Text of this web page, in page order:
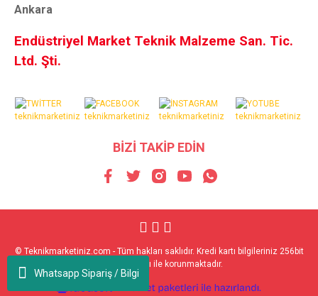
Whatsapp Sipariş / Bilgi
Ankara
Endüstriyel Market Teknik Malzeme San. Tic.
Ltd. Şti.
BİZİ TAKİP EDİN
© Teknikmarketiniz.com - Tüm hakları saklıdır. Kredi kartı bilgileriniz 256bit
SSL sertifikası ile korunmaktadır.
e-